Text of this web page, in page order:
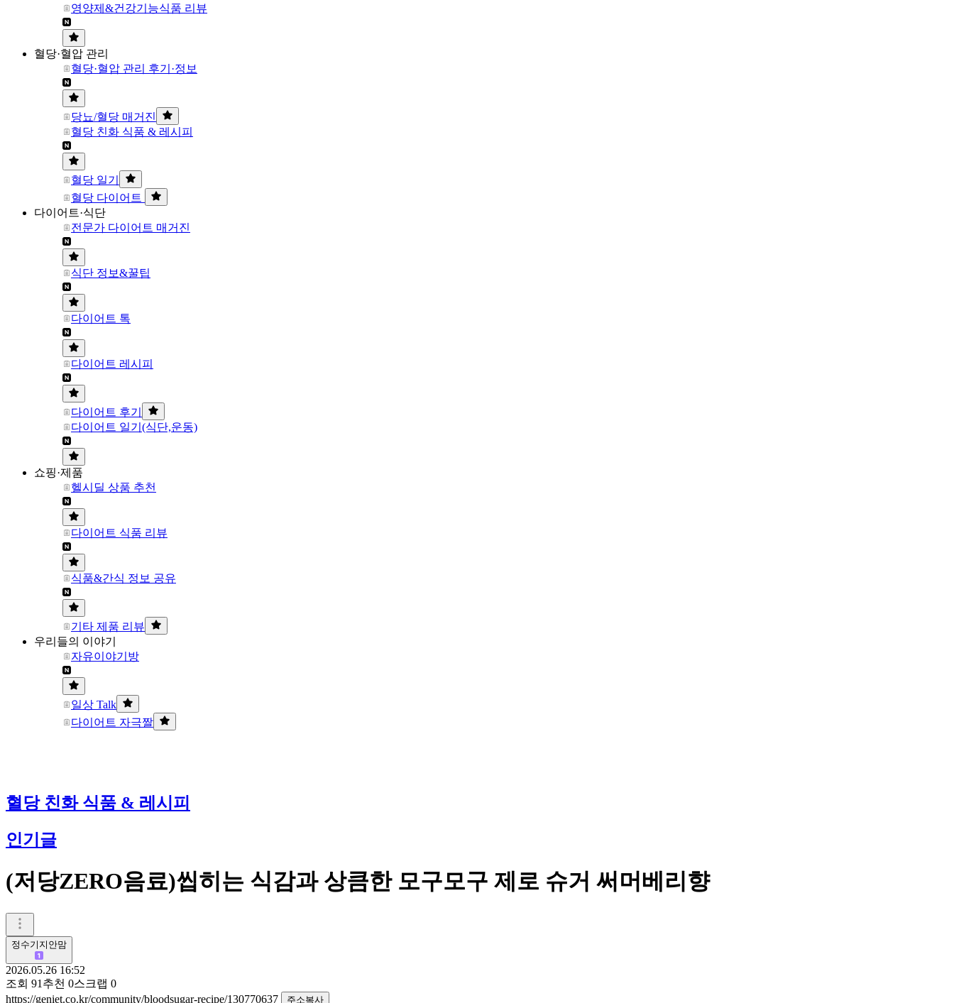
영양제&건강기능식품 리뷰
혈당·혈압 관리
혈당·혈압 관리 후기·정보
당뇨/혈당 매거진
혈당 친화 식품 & 레시피
혈당 일기
혈당 다이어트
다이어트·식단
전문가 다이어트 매거진
식단 정보&꿀팁
다이어트 톡
다이어트 레시피
다이어트 후기
다이어트 일기(식단,운동)
쇼핑·제품
헬시딜 상품 추천
다이어트 식품 리뷰
식품&간식 정보 공유
기타 제품 리뷰
우리들의 이야기
자유이야기방
일상 Talk
다이어트 자극짤
혈당 친화 식품 & 레시피
인기글
(저당ZERO음료)씹히는 식감과 상큼한 모구모구 제로 슈거 써머베리향
정수기지안맘
2026.05.26 16:52
조회 91 추천 0스크랩 0
https://geniet.co.kr/community/bloodsugar-recipe/130770637
주소복사